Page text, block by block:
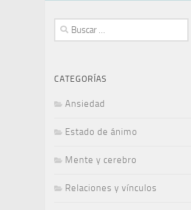
Buscar:
CATEGORÍAS
Ansiedad
Estado de ánimo
Mente y cerebro
Relaciones y vínculos